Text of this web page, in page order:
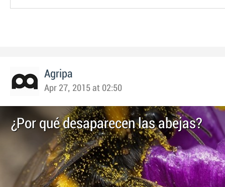
Agripa
Apr 27, 2015 at 02:50
¿Por qué desaparecen las abejas?